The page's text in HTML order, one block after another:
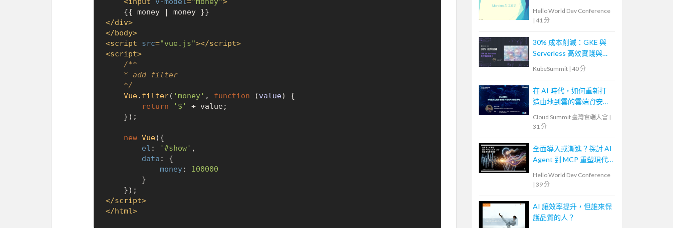
</div>
</body>
<script src="vue.js"></script>
<script>
/**
    */
Vue. filter( 'money' , function (value) {
return
'$'
+ value;
new Vue({
el : '#show' ,
data : {
money: 100000
</script>
</html>
Hello World Dev Conference
| 41 分
30% 成本削減：GKE 與
Serverless 高效實踐與優
KubeSummit | 40 分
在 AI 時代，如何重新打
造由地到雲的雲端資安管
Cloud Summit 臺灣雲端大會 |
31 分
全面導入或漸進？探討 AI
Agent 到 MCP 重塑現代
Hello World Dev Conference
| 39 分
AI 讓效率提升，但誰來保
護品質的人？